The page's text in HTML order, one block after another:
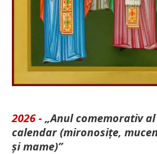
2026 - „Anul comemorativ
calendar (mironosițe,
și mame)”